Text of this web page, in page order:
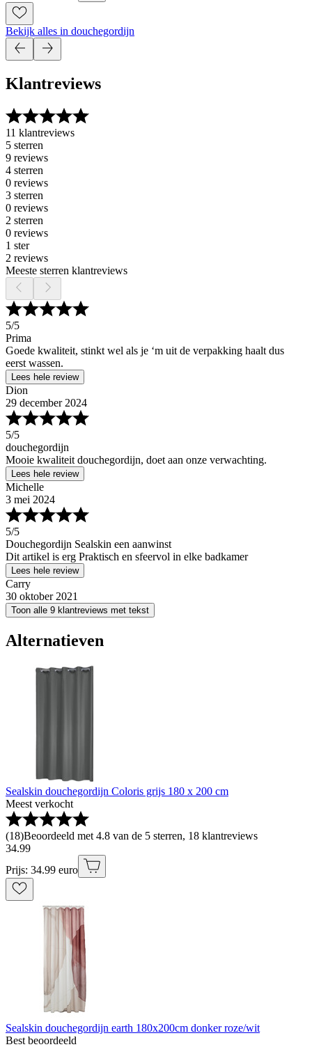
Bekijk alles in douchegordijn
Klantreviews
11 klantreviews
5 sterren
9 reviews
4 sterren
0 reviews
3 sterren
0 reviews
2 sterren
0 reviews
1 ster
2 reviews
Meeste sterren klantreviews
5/5
Prima
Goede kwaliteit, stinkt wel als je ‘m uit de verpakking haalt dus
eerst wassen.
Lees hele review
Dion
29 december 2024
5/5
douchegordijn
Mooie kwaliteit douchegordijn, doet aan onze verwachting.
Lees hele review
Michelle
3 mei 2024
5/5
Douchegordijn Sealskin een aanwinst
Dit artikel is erg Praktisch en sfeervol in elke badkamer
Lees hele review
Carry
30 oktober 2021
Toon alle 9 klantreviews met tekst
Alternatieven
Sealskin douchegordijn Coloris grijs 180 x 200 cm
Meest verkocht
(18)Beoordeeld met 4.8 van de 5 sterren, 18 klantreviews
34.99
Prijs: 34.99 euro
Sealskin douchegordijn earth 180x200cm donker roze/wit
Best beoordeeld